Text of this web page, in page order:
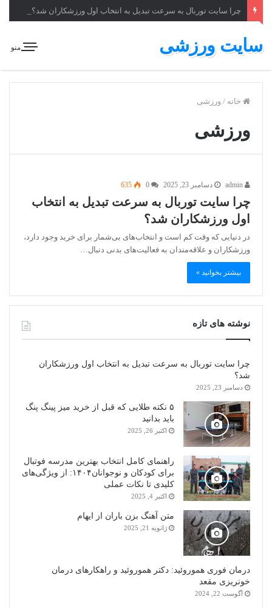
چرا سایت توربال به ‌سرعت تبدیل به انتخاب اول ورزشکاران شد؟
منو سایت ورزشی
خانه / ورزشی
ورزشی
دسامبر 23, 2025 635
چرا سایت توربال به ‌سرعت تبدیل به انتخاب
اول ورزشکاران شد؟
در دنیایی که وقت کم است و انتخاب‌های بی‌شمار برای خرید وجود دارد،
ورزشکاران و علاقه‌مندان به فعالیت‌های بدنی دنبال…
بیشتر بخوانید »
نوشته های تازه
چرا سایت توربال به ‌سرعت تبدیل به انتخاب اول ورزشکاران
شد؟
دسامبر 23, 2025
۵ نکته طلایی که قبل از خرید میز پینگ پنگ
باید بدانید
اکتبر 26, 2025
راهنمای کامل انتخاب بهترین مدرسه فوتبال
برای کودکان و نوجوانان۱۴۰۴: از ویژگی‌های
کلیدی تا نکات عملی
اکتبر 4, 2025
متن آهنگ بزن باران از ایهام
ژانویه 21, 2025
درمان فوری هموروئید: دکتر هموروئید و راهکارهای درمان
خونریزی مقعد
آگوست 22, 2024